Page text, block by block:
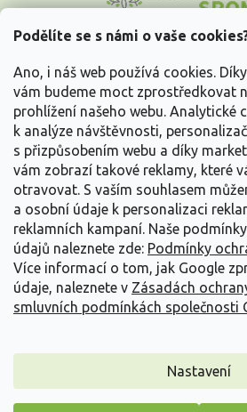
Podělíte se s námi o vaše
Ano, i náš web používá cookies.
vám budeme moct zprostředkovat
prohlížení našeho webu. Analytické
k analýze návštěvnosti,
s přizpůsobením webu a díky
vám zobrazí takové reklamy, které
otravovat. S vaším souhlasem
a osobní údaje k personalizaci
reklamních kampaní. Naše
údajů naleznete zde: Podmínky
Více informací o tom, jak Google
údaje, naleznete v Zásadách
smluvních podmínkách společnosti
Nastavení
p
Vše o nákupu
Informace pro Vás
Kontakujte nás
Vytvořil